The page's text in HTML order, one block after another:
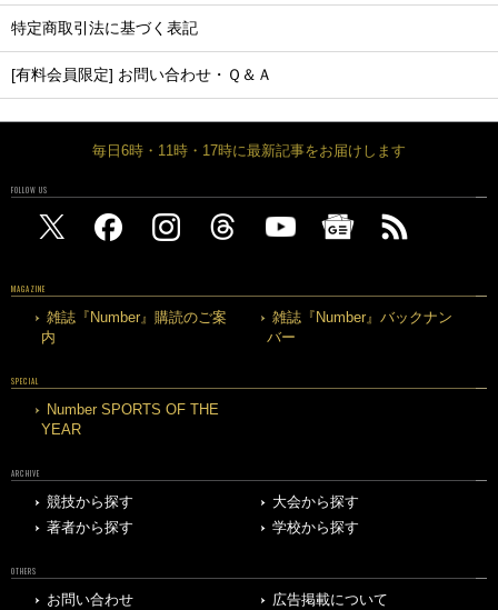
特定商取引法に基づく表記
[有料会員限定] お問い合わせ・Ｑ＆Ａ
毎日6時・11時・17時に最新記事をお届けします
FOLLOW US
MAGAZINE
雑誌『Number』購読のご案
内
雑誌『Number』バックナン
バー
SPECIAL
Number SPORTS OF THE
YEAR
ARCHIVE
競技から探す
大会から探す
著者から探す
学校から探す
OTHERS
お問い合わせ 広告掲載について